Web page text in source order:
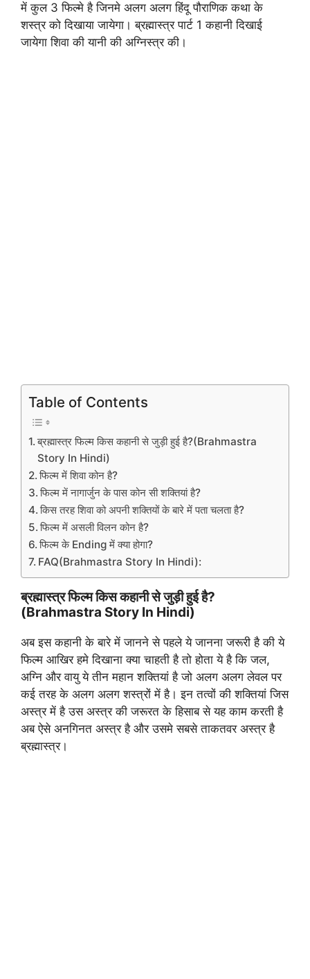
में कुल 3 फिल्मे है जिनमे अलग अलग हिंदू पौराणिक कथा के
शस्त्र को दिखाया जायेगा। ब्रह्मास्त्र पार्ट 1 कहानी दिखाई
जायेगा शिवा की यानी की अग्निस्त्र की।
Table of Contents
ब्रह्मास्त्र फिल्म किस कहानी से जुड़ी हुई है?(Brahmastra
Story In Hindi)
फिल्म में शिवा कोन है?
फिल्म में नागार्जुन के पास कोन सी शक्तियां है?
किस तरह शिवा को अपनी शक्तियों के बारे में पता चलता है?
फिल्म में असली विलन कोन है?
फिल्म के Ending में क्या होगा?
FAQ(Brahmastra Story In Hindi):
ब्रह्मास्त्र फिल्म किस कहानी से जुड़ी हुई है?
(Brahmastra Story In Hindi)
अब इस कहानी के बारे में जानने से पहले ये जानना जरूरी है की ये
फिल्म आखिर हमे दिखाना क्या चाहती है तो होता ये है कि जल,
अग्नि और वायु ये तीन महान शक्तियां है जो अलग अलग लेवल पर
कई तरह के अलग अलग शस्त्रों में है। इन तत्वों की शक्तियां जिस
अस्त्र में है उस अस्त्र की जरूरत के हिसाब से यह काम करती है
अब ऐसे अनगिनत अस्त्र है और उसमे सबसे ताकतवर अस्त्र है
ब्रह्मास्त्र।